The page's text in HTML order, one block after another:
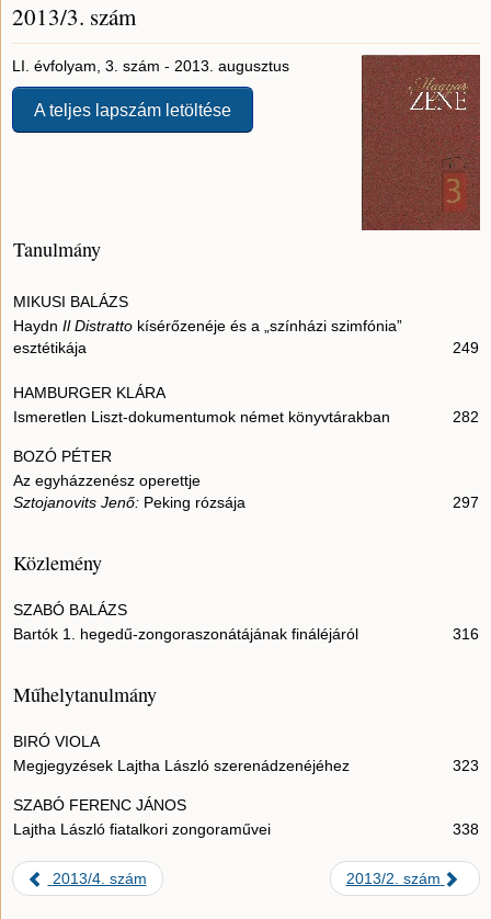
2013/3. szám
LI. évfolyam, 3. szám - 2013. augusztus
A teljes lapszám letöltése
Tanulmány
MIKUSI BALÁZS
Haydn Il Distratto kísérőzenéje és a „színházi szimfónia”
esztétikája
249
HAMBURGER KLÁRA
Ismeretlen Liszt-dokumentumok német könyvtárakban
282
BOZÓ PÉTER
Az egyházzenész operettje
Sztojanovits Jenő: Peking rózsája 297
Közlemény
SZABÓ BALÁZS
Bartók 1. hegedű-zongoraszonátájának fináléjáról
316
Műhelytanulmány
BIRÓ VIOLA
Megjegyzések Lajtha László szerenádzenéjéhez
323
SZABÓ FERENC JÁNOS
Lajtha László fiatalkori zongoraművei
338
2013/4. szám 2013/2. szám